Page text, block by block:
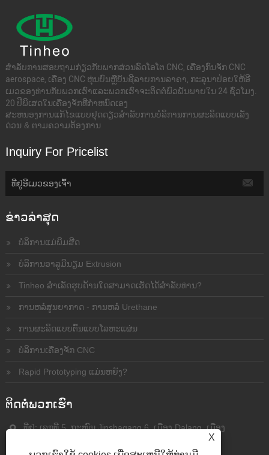
ສໍາ​ລັບ​ການ​ສອບ​ຖາມ​ກ່ຽວ​ກັບ​ພາກ​ສ່ວນ​ລົດ​ໂອ​ໂຕ CNC​, ເຄື່ອງ​ກົນ​ຈັກ CNC
aerospace​, ເຄື່ອງ CNC ຫຸ່ນຍົນ​ຫຼື​ບັນ​ຊີ​ລາຍ​ການ​ລາ​ຄາ​, ກະ​ລຸ​ນາ​ປ່ອຍ​ໃຫ້​ອີ​
ເມວ​ຂອງ​ທ່ານ​ກັບ​ພວກ​ເຮົາ​ແລະ​ພວກ​ເຮົາ​ຈະ​ຕິດ​ຕໍ່​ພົວ​ພັນ​ພາຍ​ໃນ 24 ຊົ່ວ​ໂມງ​.
20 ປີພິເສດໃນເຄື່ອງຈັກທີ່ກໍາຫນົດເອງ
ສະຫນອງການແກ້ໄຂແບບຢຸດດຽວສໍາລັບການບໍລິການການຜະລິດແບບເລັ່ງ
ດ່ວນ & ຕາມຄວາມຕ້ອງການ
Inquiry For Pricelist
ຂ່າວ​ລ່າ​ສຸດ
ບໍລິການແມ່ພິມສີດ
ບໍລິການອາລູມີນຽມ Extrusion
Tinheo ສໍາເລັດຮູບດ້ານໃດສາມາດເຮັດໄດ້ສໍາລັບທ່ານ?
ການຫລໍ່ສູນຍາກາດ - ການຫລໍ່ Urethane
ການຜະລິດແບບຕົ້ນແບບໂລຫະແຜ່ນ
ບໍລິການເຄື່ອງຈັກ CNC
Rapid Prototyping ແມ່ນຫຍັງ?
ຕິດ​ຕໍ່​ພວກ​ເຮົາ
ທີ່ຢູ່: ເລກທີ 5, ຖະໜົນ Jinshagang 6, ເມືອງ Dalang, ເມືອງ
X